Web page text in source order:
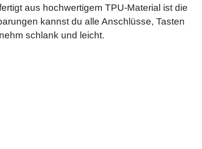
aus hochwertigem TPU-Material ist die
kannst du alle Anschlüsse, Tasten
schlank und leicht.